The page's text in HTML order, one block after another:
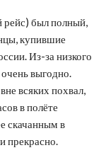
рейс) был полный,
купившие
Из-за низкого
выгодно.
всяких похвал,
в полёте
скачанным в
прекрасно.